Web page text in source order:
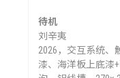
待机
刘辛夷
2026，交互系统、
漆、海洋板上底漆